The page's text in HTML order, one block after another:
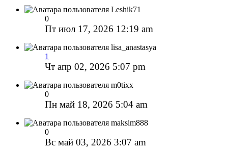
Leshik71
0
Пт июл 17, 2026 12:19 am
lisa_anastasya
1
Чт апр 02, 2026 5:07 pm
m0tixx
0
Пн май 18, 2026 5:04 am
maksim888
0
Вс май 03, 2026 3:07 am